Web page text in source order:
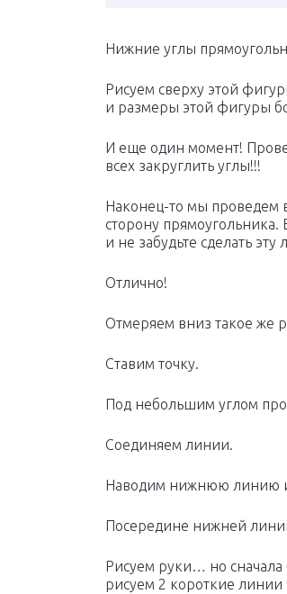
Нижние углы
Рисуем сверху этой
и размеры этой фигуры
И еще один момент!
всех закруглить углы!!!
Наконец-то мы проведем
сторону прямоугольника.
и не забудьте сделать
Отлично!
Отмеряем вниз такое же
Ставим точку.
Под небольшим углом
Соединяем линии.
Наводим нижнюю линию и
Посередине нижней
Рисуем руки… но сначала
рисуем 2 короткие